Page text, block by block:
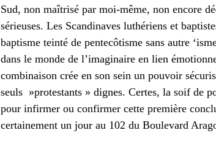
Sud, non maîtrisé par moi-même, non encore
sérieuses. Les Scandinaves luthériens et
baptisme teinté de pentecôtisme sans autre
dans le monde de l’imaginaire en lien
combinaison crée en son sein un pouvoir
seuls »protestants » dignes. Certes, la soif de
pour infirmer ou confirmer cette première
certainement un jour au 102 du Boulevard